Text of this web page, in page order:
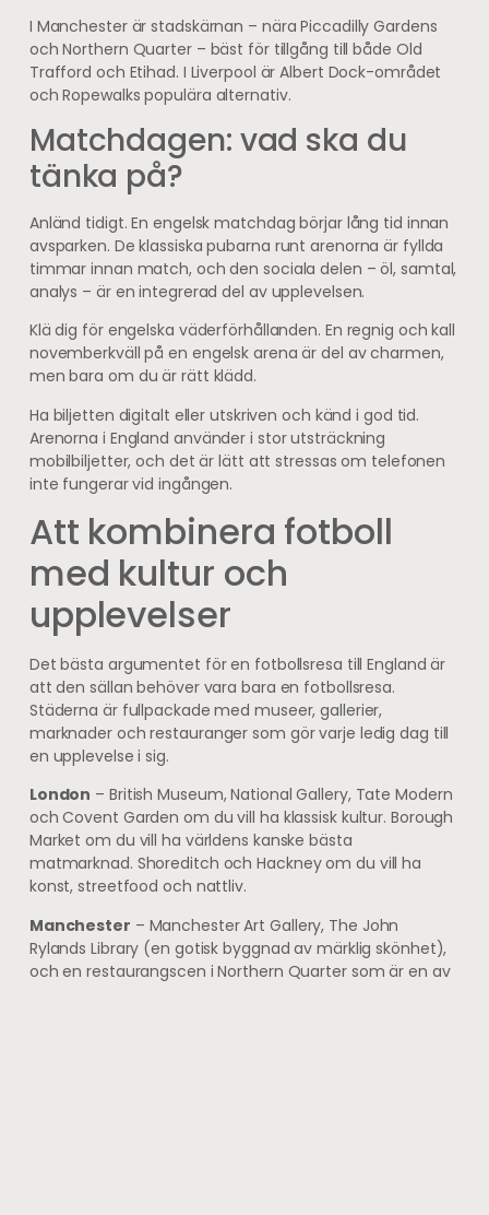
I Manchester är stadskärnan – nära Piccadilly Gardens
och Northern Quarter – bäst för tillgång till både Old
Trafford och Etihad. I Liverpool är Albert Dock-området
och Ropewalks populära alternativ.
Matchdagen: vad ska du
tänka på?
Anländ tidigt. En engelsk matchdag börjar lång tid innan
avsparken. De klassiska pubarna runt arenorna är fyllda
timmar innan match, och den sociala delen – öl, samtal,
analys – är en integrerad del av upplevelsen.
Klä dig för engelska väderförhållanden. En regnig och kall
novemberkväll på en engelsk arena är del av charmen,
men bara om du är rätt klädd.
Ha biljetten digitalt eller utskriven och känd i god tid.
Arenorna i England använder i stor utsträckning
mobilbiljetter, och det är lätt att stressas om telefonen
inte fungerar vid ingången.
Att kombinera fotboll
med kultur och
upplevelser
Det bästa argumentet för en fotbollsresa till England är
att den sällan behöver vara bara en fotbollsresa.
Städerna är fullpackade med museer, gallerier,
marknader och restauranger som gör varje ledig dag till
en upplevelse i sig.
London – British Museum, National Gallery, Tate Modern
och Covent Garden om du vill ha klassisk kultur. Borough
Market om du vill ha världens kanske bästa
matmarknad. Shoreditch och Hackney om du vill ha
konst, streetfood och nattliv.
Manchester – Manchester Art Gallery, The John
Rylands Library (en gotisk byggnad av märklig skönhet),
och en restaurangscen i Northern Quarter som är en av